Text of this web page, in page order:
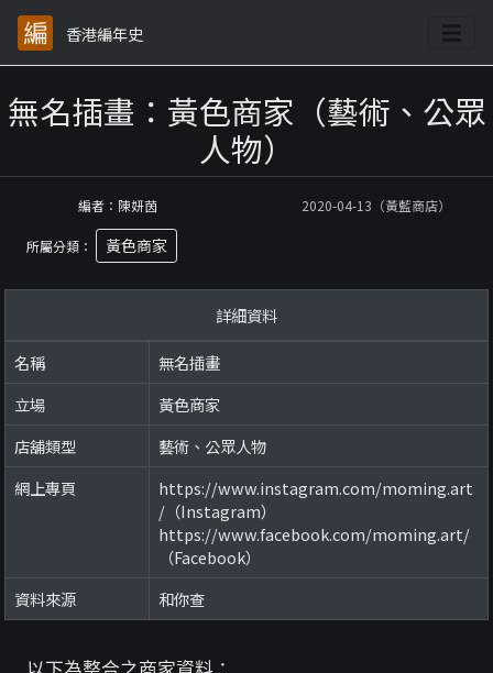
香港編年史
無名插畫：黃色商家（藝術、公眾
人物）
編者：陳妍茵 2020-04-13（黃藍商店）
所屬分類： 黃色商家
詳細資料
名稱
無名插畫
立場
黃色商家
店舖類型
藝術、公眾人物
網上專頁
https://www.instagram.com/moming.art
/（Instagram）
https://www.facebook.com/moming.art/
（Facebook）
資料來源
和你查